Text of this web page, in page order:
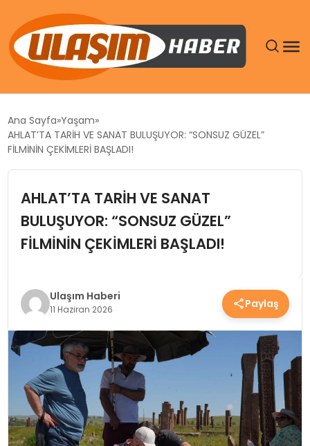
SIYASET
EKONOMI
TEKNOLOJI
SAĞLIK
YAŞAM
Ana Sayfa Yaşam
AHLAT’TA TARİH VE SANAT BULUŞUYOR: “SONSUZ GÜZEL”
FİLMİNİN ÇEKİMLERİ BAŞLADI!
AHLAT’TA TARİH VE SANAT
BULUŞUYOR: “SONSUZ GÜZEL”
FİLMİNİN ÇEKİMLERİ BAŞLADI!
Ulaşım Haberi
11 Haziran 2026 Paylaş